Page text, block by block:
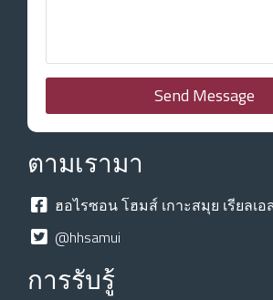
Send Message
ตามเรามา
ฮอไรซอน โฮมส์ เกาะสมุย เรียลเอ
@hhsamui
การรับรู้